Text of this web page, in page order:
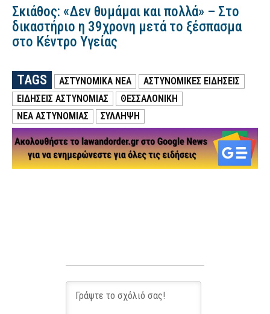
Σκιάθος: «Δεν θυμάμαι και πολλά» – Στο
δικαστήριο η 39χρονη μετά το ξέσπασμα
στο Κέντρο Υγείας
TAGS ΑΣΤΥΝΟΜΙΚΑ ΝΕΑ
ΑΣΤΥΝΟΜΙΚΕΣ ΕΙΔΗΣΕΙΣ
ΕΙΔΗΣΕΙΣ ΑΣΤΥΝΟΜΙΑΣ
ΘΕΣΣΑΛΟΝΙΚΗ
ΝΕΑ ΑΣΤΥΝΟΜΙΑΣ
ΣΥΛΛΗΨΗ